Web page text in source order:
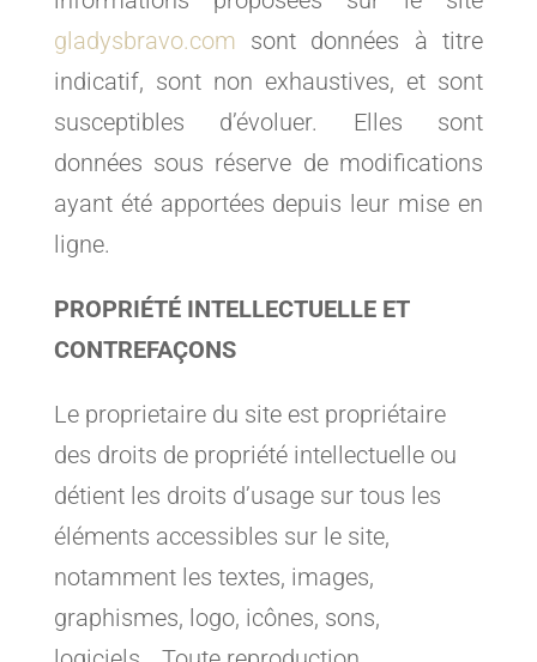
gladysbravo.com sont données à titre
indicatif, sont non exhaustives, et sont
susceptibles d’évoluer. Elles sont
données sous réserve de modifications
ayant été apportées depuis leur mise en
ligne.
PROPRIÉTÉ INTELLECTUELLE ET
CONTREFAÇONS
Le proprietaire du site est propriétaire
des droits de propriété intellectuelle ou
détient les droits d’usage sur tous les
éléments accessibles sur le site,
notamment les textes, images,
graphismes, logo, icônes, sons,